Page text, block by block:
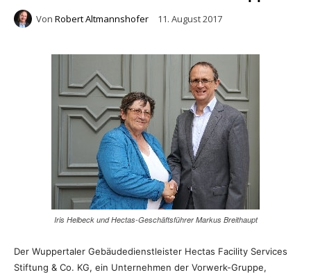
Von Robert Altmannshofer 11. August 2017
Iris Helbeck und Hectas-Geschäftsführer Markus Breithaupt
Der Wuppertaler Gebäudedienstleister Hectas Facility Services
Stiftung & Co. KG, ein Unternehmen der Vorwerk-Gruppe,